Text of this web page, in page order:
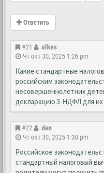
Ответить
#21
alkes
Чт окт 30, 2025 1:26 pm
Какие стандартные
российским
несовершеннолетних
декларацию 3-НДФЛ для их
#22
den
Чт окт 30, 2025 1:30 pm
Российское
стандартный налоговый